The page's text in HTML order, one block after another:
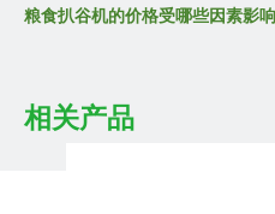
国内扒谷机市场，只有拥有一定
性价比，产品定制，产品价格，
粮食扒谷机的价格受哪些因素影
链条式粮食扒谷机厂家批发价格哪
相关产品